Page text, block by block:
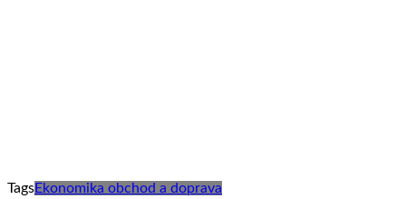
TagsEkonomika obchod a doprava